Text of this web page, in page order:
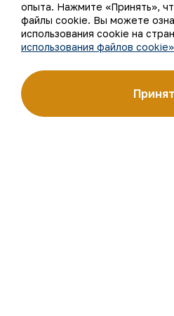
Наша деятельность
Устойчивое развитие
Инвесторам
Пресс-центр
опыта. Нажмите «Принять»,
файлы cookie. Вы можете
использования cookie на
использования файлов cookie»